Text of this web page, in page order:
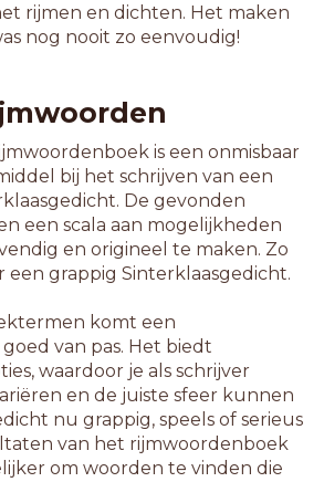
rijmen en dichten. Het maken
nog nooit zo eenvoudig!
is een onmisbaar
bij het schrijven van een
De gevonden
een scala aan mogelijkheden
en origineel te maken. Zo
een grappig Sinterklaasgedicht.
komt een
van pas. Het biedt
waardoor je als schrijver
en de juiste sfeer kunnen
nu grappig, speels of serieus
van het rijmwoordenboek
om woorden te vinden die